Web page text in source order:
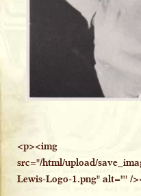
<p><img
src="/html/upload/
Lewis-Logo-1.png" alt="" /